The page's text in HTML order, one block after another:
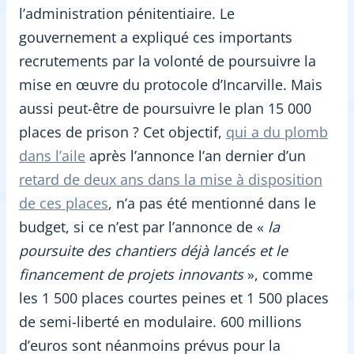
l’administration pénitentiaire. Le
gouvernement a expliqué ces importants
recrutements par la volonté de poursuivre la
mise en œuvre du protocole d’Incarville. Mais
aussi peut-être de poursuivre le plan 15 000
places de prison ? Cet objectif, qui a du plomb
dans l’aile après l’annonce l’an dernier d’un
retard de deux ans dans la mise à disposition
de ces places, n’a pas été mentionné dans le
budget, si ce n’est par l’annonce de « la
poursuite des chantiers déjà lancés et le
financement de projets innovants», comme
les 1 500 places courtes peines et 1 500 places
de semi-liberté en modulaire. 600 millions
d’euros sont néanmoins prévus pour la